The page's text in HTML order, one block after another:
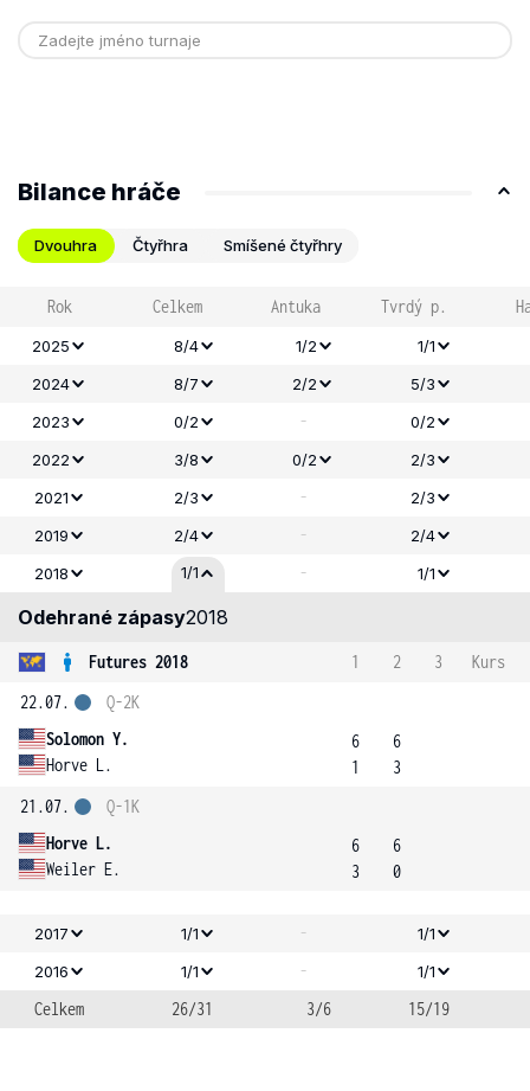
Bilance hráče
Dvouhra Čtyřhra Smíšené čtyřhry
Rok Celkem Antuka Tvrdý p.
2025 8/4 1/2
1/1
2024
8/7 2/2
5/3
2023
0/2 -
0/2
2022
3/8 0/2
2/3
2021
2/3 -
2/3
2019
2/4 -
2/4
2018
1/1 - 1/1
Odehrané zápasy2018
Futures 2018 1 2 3
Kurs
22.07.
Solomon Y.
Horve L.
Q-2K
6
1
6
3
21.07.
Horve L.
Weiler E.
Q-1K
6
3
6
0
2017 1/1 -
1/1
2016
1/1 - 1/1
Celkem 26/31 3/6 15/19